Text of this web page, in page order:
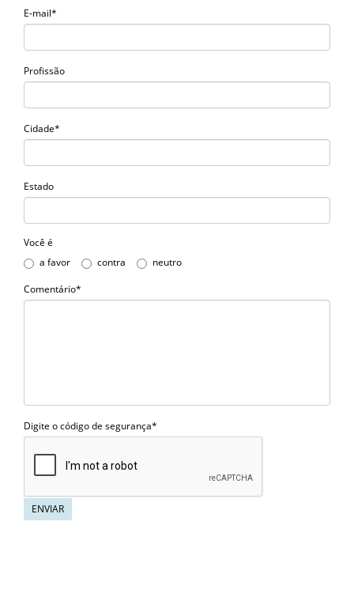
E-mail*
Profissão
Cidade*
Estado
Você é
a favor
contra neutro
Comentário*
Digite o código de segurança*
ENVIAR